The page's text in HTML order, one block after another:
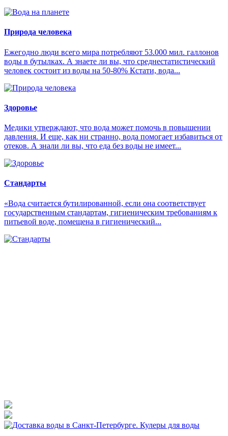
Природа человека
Ежегодно люди всего мира потребляют 53.000 мил. галлонов
воды в бутылках. А знаете ли вы, что среднестатистический
человек состоит из воды на 50-80% Кстати, вода...
Здоровье
Медики утверждают, что вода может помочь в повышении
давления. И еще, как ни странно, вода помогает избавиться от
отеков. А знали ли вы, что еда без воды не имеет...
Стандарты
«Вода считается бутилированной, если она соответствует
государственным стандартам, гигиеническим требованиям к
питьевой воде, помещена в гигиенический...